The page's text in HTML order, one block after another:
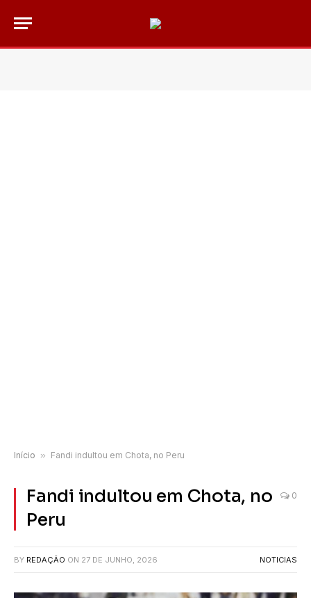
Início » Fandi indultou em Chota, no Peru
Fandi indultou em Chota, no
Peru
0
BY REDAÇÃO ON 27 DE JUNHO, 2026 NOTICIAS